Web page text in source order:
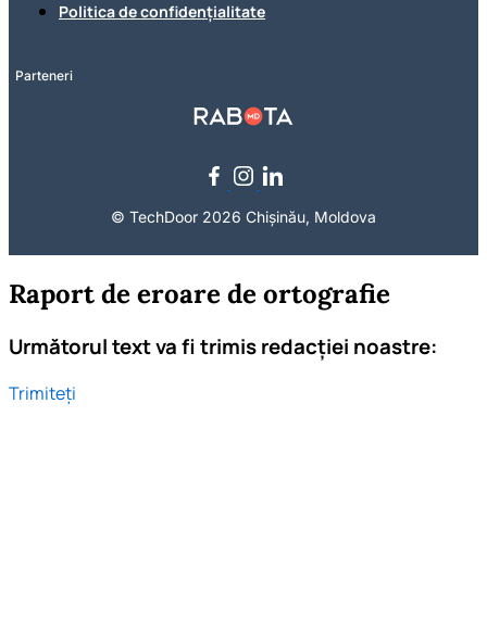
Politica de confidențialitate
Parteneri
© TechDoor 2026 Chișinău, Moldova
Raport de eroare de ortografie
Următorul text va fi trimis redacției noastre:
Trimiteți